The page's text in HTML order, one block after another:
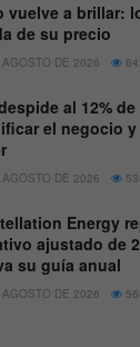
vuelve a brillar:
de su precio
AGOSTO DE 2026
al 12%
el negocio
AGOSTO DE 2026
Energy
ajustado de
su guía anual
AGOSTO DE 2026